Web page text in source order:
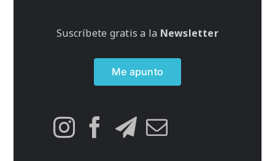
Suscríbete gratis a la Newsletter
Me apunto